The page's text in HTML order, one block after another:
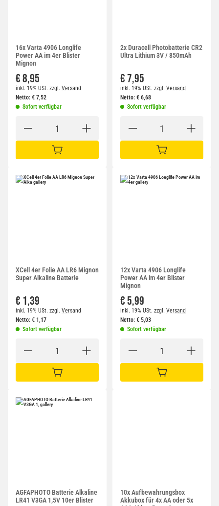
16x Varta 4906 Longlife
Power AA im 4er Blister
Mignon
€ 8,95
inkl. 19% USt. zzgl. Versand
Netto: € 7,52
Sofort verfügbar
IN DEN WARENKORB
2x Duracell Photobatterie CR2
Ultra Lithium 3V / 850mAh
€ 7,95
inkl. 19% USt. zzgl. Versand
Netto: € 6,68
Sofort verfügbar
IN DEN WARENKORB
XCell 4er Folie AA LR6 Mignon
Super Alkaline Batterie
€ 1,39
inkl. 19% USt. zzgl. Versand
Netto: € 1,17
Sofort verfügbar
IN DEN WARENKORB
12x Varta 4906 Longlife
Power AA im 4er Blister
Mignon
€ 5,99
inkl. 19% USt. zzgl. Versand
Netto: € 5,03
Sofort verfügbar
IN DEN WARENKORB
AGFAPHOTO Batterie Alkaline
LR41 V3GA 1,5V 10er Blister
10x Aufbewahrungsbox
Akkubox für 4x AA oder 5x